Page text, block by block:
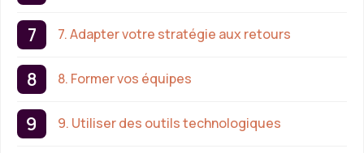
7. Adapter votre stratégie aux retours
8. Former vos équipes
9. Utiliser des outils technologiques